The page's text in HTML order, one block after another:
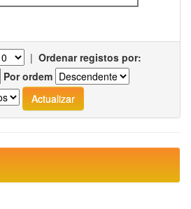
| Ordenar registos por:
Por ordem